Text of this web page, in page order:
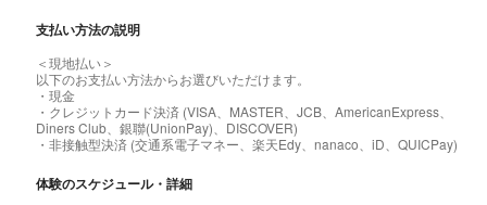
支払い方法の説明
＜現地払い＞
以下のお支払い方法からお選びいただけます。
・現金
・クレジットカード決済 (VISA、MASTER、JCB、AmericanExpress、
Diners Club、銀聯(UnionPay)、DISCOVER)
・非接触型決済 (交通系電子マネー、楽天Edy、nanaco、iD、QUICPay)
体験のスケジュール・詳細